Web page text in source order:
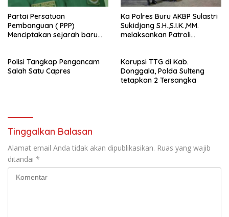
Partai Persatuan
Pembanguan ( PPP)
Menciptakan sejarah baru
Buru (Namlea).
Ka Polres Buru AKBP Sulastri
Sukidjang S.H.,S.I.K.,MM.
melaksankan Patroli
Polisi Tangkap Pengancam
Salah Satu Capres
Korupsi TTG di Kab.
Donggala, Polda Sulteng
tetapkan 2 Tersangka
Tinggalkan Balasan
Alamat email Anda tidak akan dipublikasikan. Ruas yang wajib
ditandai *